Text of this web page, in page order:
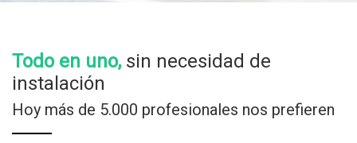
Todo en uno,sin necesidad de
instalación
Hoy más de 5.000 profesionales nos prefieren